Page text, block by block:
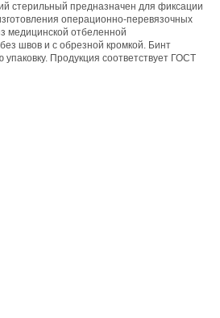
стерильный предназначен для фиксации
операционно-перевязочных
медицинской отбеленной
швов и с обрезной кромкой. Бинт
упаковку. Продукция соответствует ГОСТ